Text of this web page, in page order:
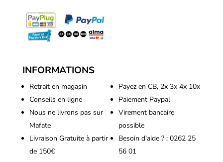
Atami
Bloombastic
INFORMATIONS
Retrait en magasin
Conseils en ligne
Nous ne livrons pas sur
Mafate
Livraison Gratuite à partir
de 150€
Payez en CB, 2x 3x 4x 10x
Paiement Paypal
Virement bancaire
possible
Besoin d’aide ? : 0262 25
56 01